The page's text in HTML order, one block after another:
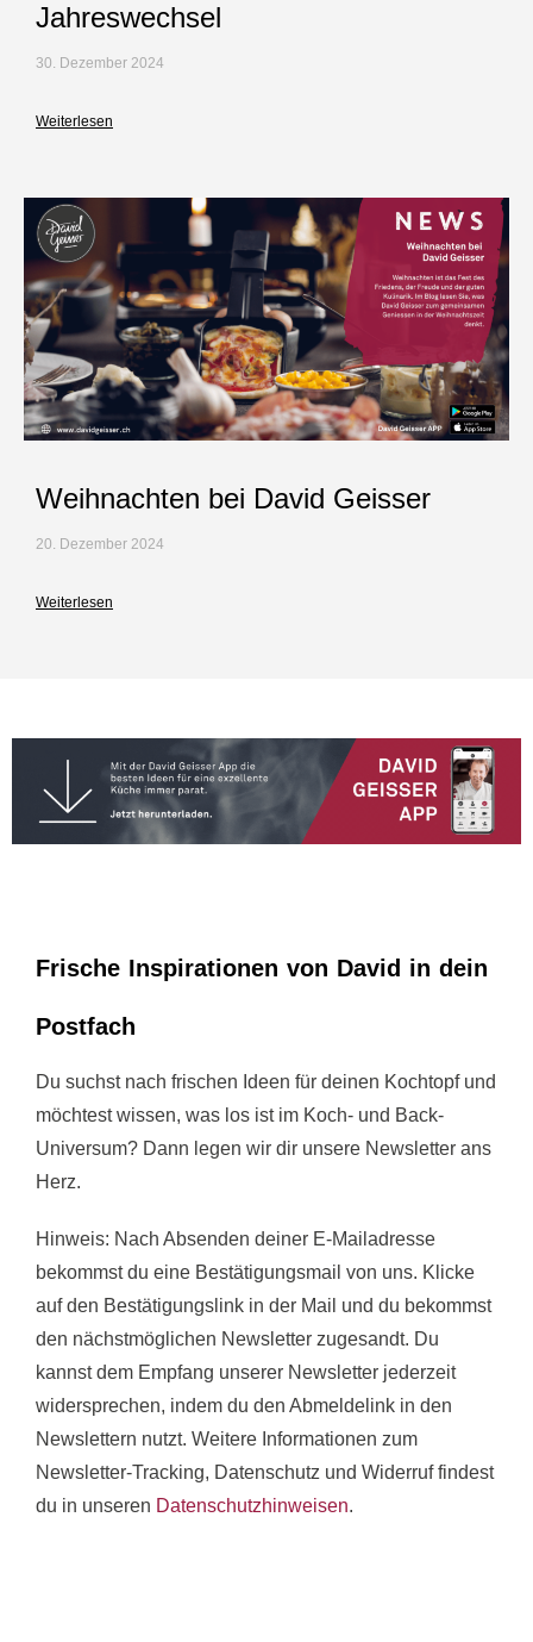
Jahreswechsel
30. Dezember 2024
Weiterlesen
Weihnachten bei David Geisser
20. Dezember 2024
Weiterlesen
Frische Inspirationen von David in dein
Postfach
Du suchst nach frischen Ideen für deinen Kochtopf und
möchtest wissen, was los ist im Koch- und Back-
Universum? Dann legen wir dir unsere Newsletter ans
Herz.
Hinweis: Nach Absenden deiner E-Mailadresse
bekommst du eine Bestätigungsmail von uns. Klicke
auf den Bestätigungslink in der Mail und du bekommst
den nächstmöglichen Newsletter zugesandt. Du
kannst dem Empfang unserer Newsletter jederzeit
widersprechen, indem du den Abmeldelink in den
Newslettern nutzt. Weitere Informationen zum
Newsletter-Tracking, Datenschutz und Widerruf findest
du in unseren Datenschutzhinweisen.